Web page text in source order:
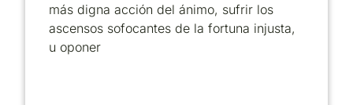
más digna acción del ánimo, sufrir los
ascensos sofocantes de la fortuna injusta,
u oponer